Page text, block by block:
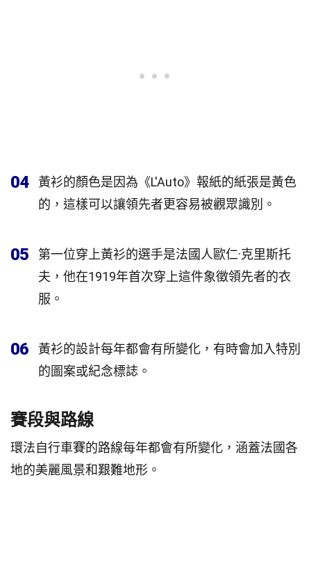
04
黃衫的顏色是因為《L'Auto》報紙的紙張是黃色
的，這樣可以讓領先者更容易被觀眾識別。
05
第一位穿上黃衫的選手是法國人歐仁·克里斯托
夫，他在1919年首次穿上這件象徵領先者的衣
服。
06
黃衫的設計每年都會有所變化，有時會加入特別
的圖案或紀念標誌。
賽段與路線
環法自行車賽的路線每年都會有所變化，涵蓋法國各
地的美麗風景和艱難地形。